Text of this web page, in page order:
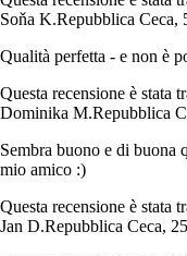
Soňa K.Repubblica Ceca,
Qualità perfetta - e non è
Questa recensione è stata
Dominika M.Repubblica
Sembra buono e di buona
mio amico :)
Questa recensione è stata
Jan D.Repubblica Ceca,